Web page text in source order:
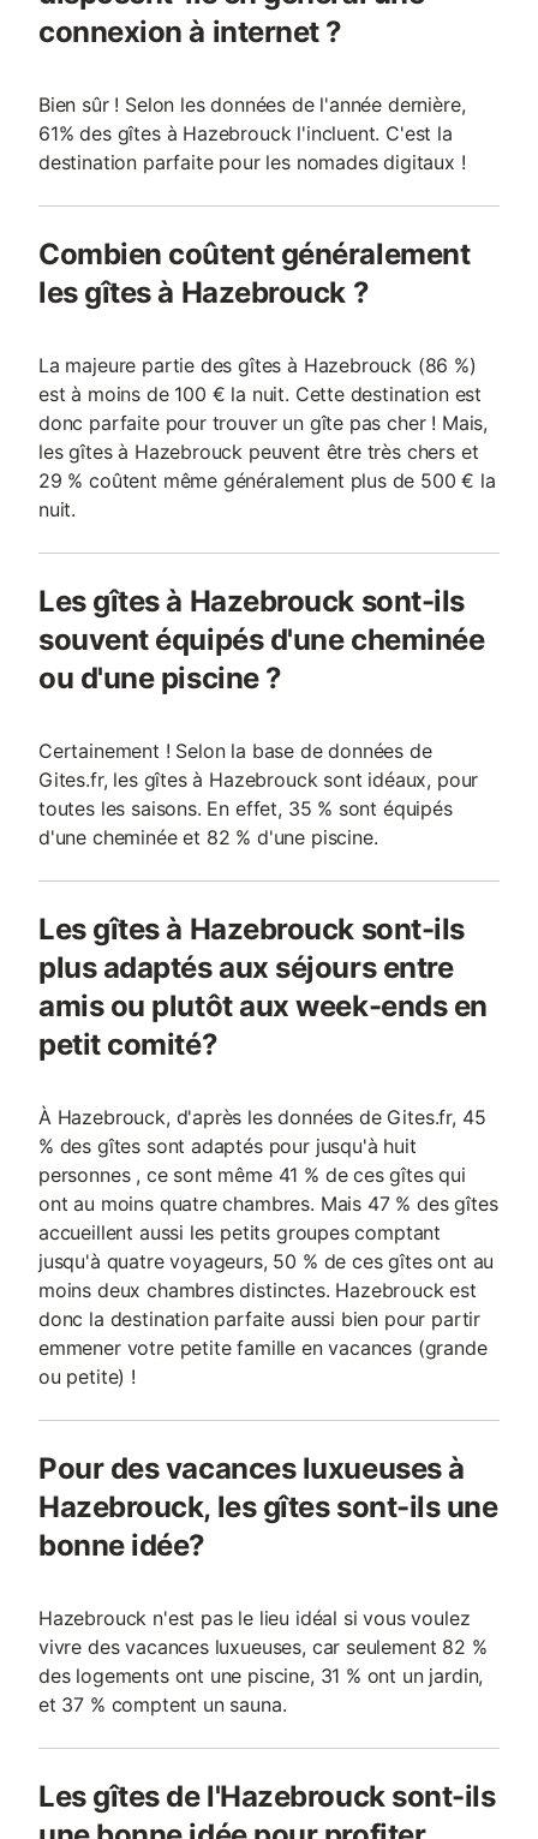
connexion à internet ?
Bien sûr ! Selon les données de l'année dernière,
61% des gîtes à Hazebrouck l'incluent. C'est la
destination parfaite pour les nomades digitaux !
Combien coûtent généralement
les gîtes à Hazebrouck ?
La majeure partie des gîtes à Hazebrouck (86 %)
est à moins de 100 € la nuit. Cette destination est
donc parfaite pour trouver un gîte pas cher ! Mais,
les gîtes à Hazebrouck peuvent être très chers et
29 % coûtent même généralement plus de 500 € la
nuit.
Les gîtes à Hazebrouck sont-ils
souvent équipés d'une cheminée
ou d'une piscine ?
Certainement ! Selon la base de données de
Gites.fr, les gîtes à Hazebrouck sont idéaux, pour
toutes les saisons. En effet, 35 % sont équipés
d'une cheminée et 82 % d'une piscine.
Les gîtes à Hazebrouck sont-ils
plus adaptés aux séjours entre
amis ou plutôt aux week-ends en
petit comité?
À Hazebrouck, d'après les données de Gites.fr, 45
% des gîtes sont adaptés pour jusqu'à huit
personnes , ce sont même 41 % de ces gîtes qui
ont au moins quatre chambres. Mais 47 % des gîtes
accueillent aussi les petits groupes comptant
jusqu'à quatre voyageurs, 50 % de ces gîtes ont au
moins deux chambres distinctes. Hazebrouck est
donc la destination parfaite aussi bien pour partir
emmener votre petite famille en vacances (grande
ou petite) !
Pour des vacances luxueuses à
Hazebrouck, les gîtes sont-ils une
bonne idée?
Hazebrouck n'est pas le lieu idéal si vous voulez
vivre des vacances luxueuses, car seulement 82 %
des logements ont une piscine, 31 % ont un jardin,
et 37 % comptent un sauna.
Les gîtes de l'Hazebrouck sont-ils